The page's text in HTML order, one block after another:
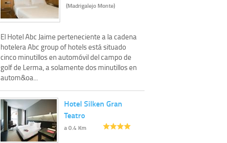
(Madrigalejo Monte)
El Hotel Abc Jaime perteneciente a la cadena
hotelera Abc group of hotels está situado
cinco minutillos en automóvil del campo de
golf de Lerma, a solamente dos minutillos en
autom&oa...
Hotel Silken Gran
Teatro
a 0.4 Km